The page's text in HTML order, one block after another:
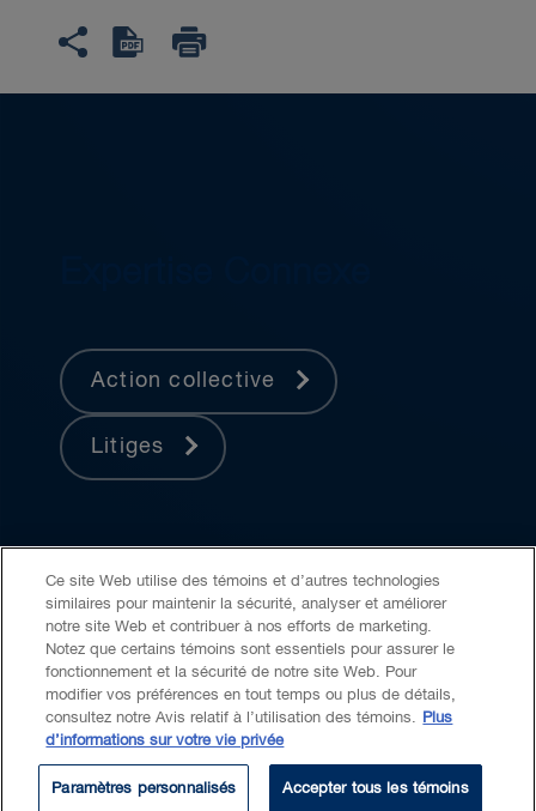
Action collective
Litiges
Accessibilité LCAP Avis juridique
Ce site Web utilise des témoins et d’autres technologies
similaires pour maintenir la sécurité, analyser et améliorer
notre site Web et contribuer à nos efforts de marketing.
Notez que certains témoins sont essentiels pour assurer le
fonctionnement et la sécurité de notre site Web. Pour
modifier vos préférences en tout temps ou plus de détails,
consultez notre Avis relatif à l’utilisation des témoins.
Plus
d’informations sur votre vie privée
Paramètres personnalisés Accepter tous les témoins